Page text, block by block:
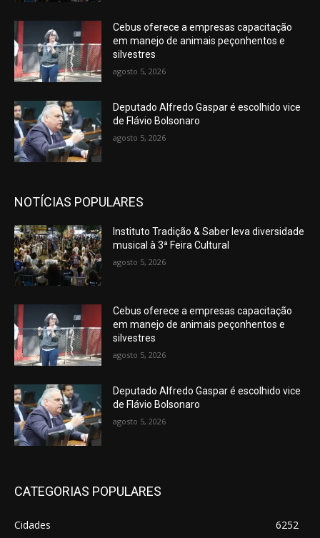
Cebus oferece a empresas capacitação
em manejo de animais peçonhentos e
silvestres
agosto 5, 2026
Deputado Alfredo Gaspar é escolhido vice
de Flávio Bolsonaro
agosto 5, 2026
NOTÍCIAS POPULARES
Instituto Tradição & Saber leva diversidade
musical à 3ª Feira Cultural
agosto 5, 2026
Cebus oferece a empresas capacitação
em manejo de animais peçonhentos e
silvestres
agosto 5, 2026
Deputado Alfredo Gaspar é escolhido vice
de Flávio Bolsonaro
agosto 5, 2026
CATEGORIAS POPULARES
Cidades
6252